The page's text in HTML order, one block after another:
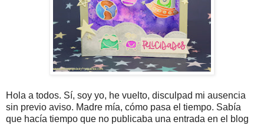
Hola a todos. Sí, soy yo, he vuelto, disculpad mi ausencia
sin previo aviso. Madre mía, cómo pasa el tiempo. Sabía
que hacía tiempo que no publicaba una entrada en el blog